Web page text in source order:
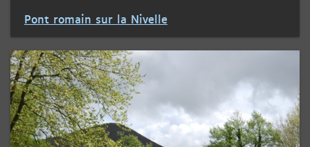
Pont romain sur la Nivelle